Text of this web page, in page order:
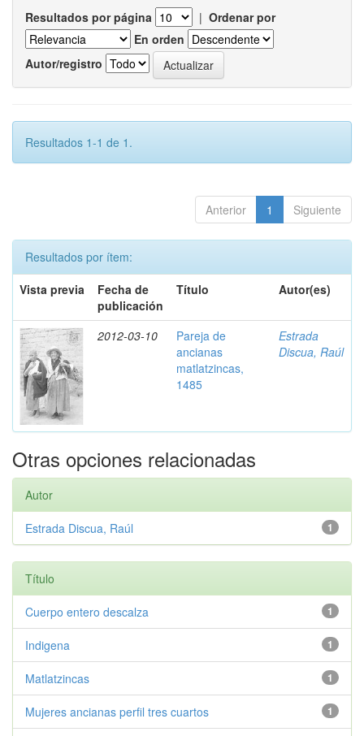
Resultados por página | Ordenar por
En orden
Autor/registro
Resultados 1-1 de 1.
Anterior 1 Siguiente
Resultados por ítem:
Vista previa
Fecha de
publicación
Título Autor(es)
2012-03-10
Pareja de
ancianas
matlatzincas,
1485
Estrada
Discua, Raúl
Otras opciones relacionadas
Autor
1
Estrada Discua, Raúl
Título
1
Cuerpo entero descalza
1
Indigena
1
Matlatzincas
1
Mujeres ancianas perfil tres cuartos